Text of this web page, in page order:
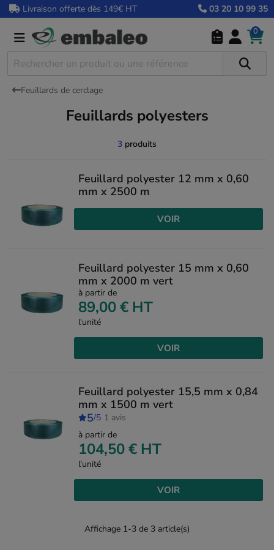
Livraison offerte dès 149€ HT 03 20 10 99 35
0
Feuillards de cerclage
Feuillards polyesters
3 produits
Feuillard polyester 12 mm x 0,60
mm x 2500 m
VOIR
Feuillard polyester 15 mm x 0,60
mm x 2000 m vert
à partir de
89,00 € HT
l'unité
VOIR
Feuillard polyester 15,5 mm x 0,84
mm x 1500 m vert
5/5 1 avis
à partir de
104,50 € HT
l'unité
VOIR
Affichage 1-3 de 3 article(s)